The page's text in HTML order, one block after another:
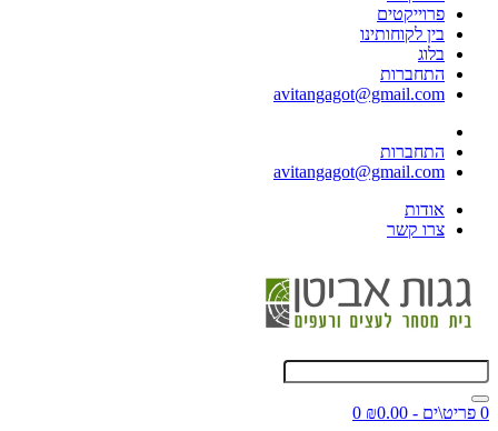
פרוייקטים
בין לקוחותינו
בלוג
התחברות
avitangagot@gmail.com
התחברות
avitangagot@gmail.com
אודות
צרו קשר
0 פריט\ים - ₪0.00
0